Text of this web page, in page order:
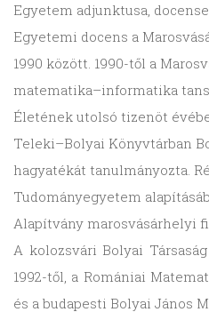
Egyetem adjunktusa,
Egyetemi docens a
1990 között. 1990-től a
matematika–informatika
Életének utolsó tizenöt
Teleki–Bolyai Könyvtárban
hagyatékát tanulmányozta.
Tudományegyetem
Alapítvány marosvásárhelyi
A kolozsvári Bolyai
1992-től, a Romániai
és a budapesti Bolyai János